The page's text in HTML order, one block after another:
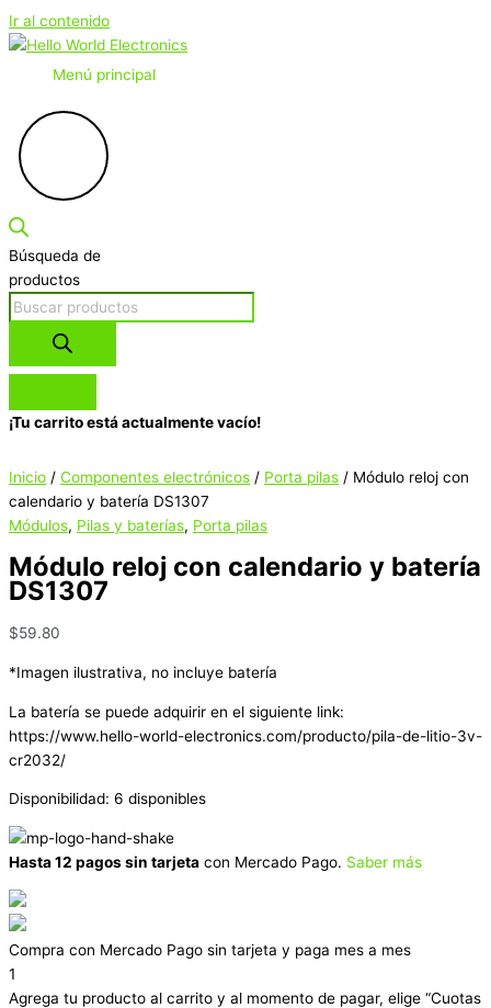
Ir al contenido
Menú principal
Búsqueda de
productos
¡Tu carrito está actualmente vacío!
Inicio / Componentes electrónicos / Porta pilas / Módulo reloj con
calendario y batería DS1307
Módulos, Pilas y baterías, Porta pilas
Módulo reloj con calendario y batería
DS1307
$59.80
*Imagen ilustrativa, no incluye batería
La batería se puede adquirir en el siguiente link:
https://www.hello-world-electronics.com/producto/pila-de-litio-3v-
cr2032/
Disponibilidad: 6 disponibles
Hasta 12 pagos sin tarjeta con Mercado Pago. Saber más
Compra con Mercado Pago sin tarjeta y paga mes a mes
1
Agrega tu producto al carrito y al momento de pagar, elige “Cuotas